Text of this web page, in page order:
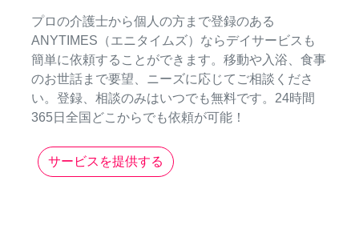
プロの介護士から個人の方まで登録のある
ANYTIMES（エニタイムズ）ならデイサービスも
簡単に依頼することができます。移動や入浴、食事
のお世話まで要望、ニーズに応じてご相談くださ
い。登録、相談のみはいつでも無料です。24時間
365日全国どこからでも依頼が可能！
サービスを提供する